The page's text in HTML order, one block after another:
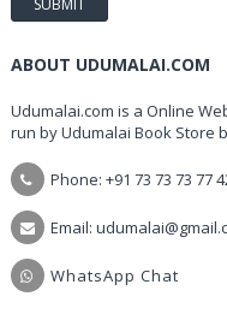
ABOUT UDUMALAI.COM
Udumalai.com is a Online
run by Udumalai Book Store
Phone: +91 73 73 73 77
Email:
WhatsApp Chat